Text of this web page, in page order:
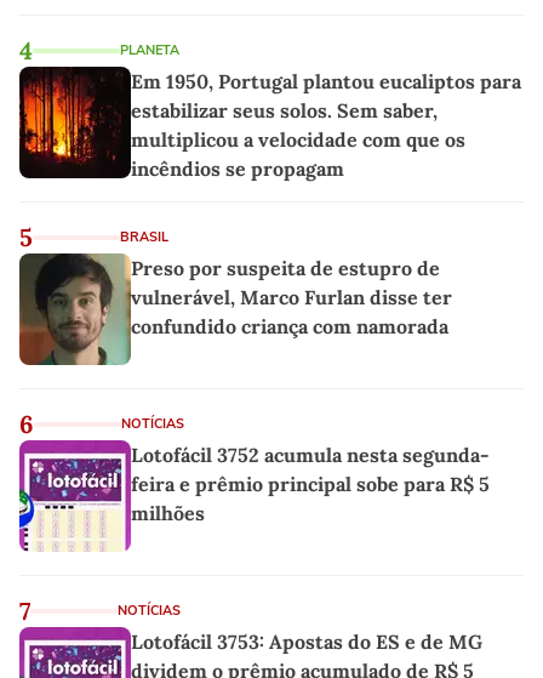
4 PLANETA
Em 1950, Portugal plantou eucaliptos para
estabilizar seus solos. Sem saber,
multiplicou a velocidade com que os
incêndios se propagam
5 BRASIL
Preso por suspeita de estupro de
vulnerável, Marco Furlan disse ter
confundido criança com namorada
6 NOTÍCIAS
Lotofácil 3752 acumula nesta segunda-
feira e prêmio principal sobe para R$ 5
milhões
7 NOTÍCIAS
Lotofácil 3753: Apostas do ES e de MG
dividem o prêmio acumulado de R$ 5